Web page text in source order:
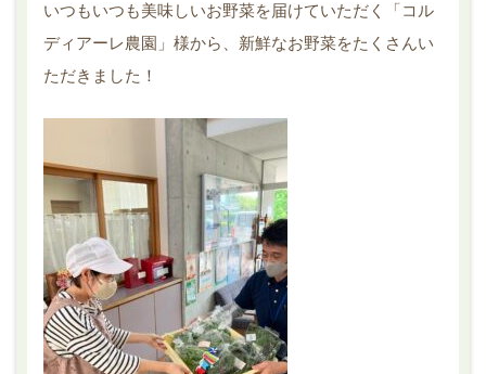
いつもいつも美味しいお野菜を届けていただく「コル
ディアーレ農園」様から、新鮮なお野菜をたくさんい
ただきました！